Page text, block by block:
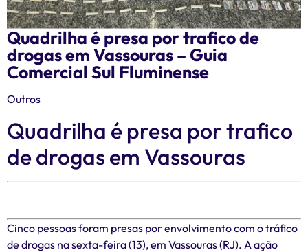
Quadrilha é presa por trafico de
drogas em Vassouras – Guia
Comercial Sul Fluminense
Outros
Quadrilha é presa por trafico
de drogas em Vassouras
Cinco pessoas foram presas por envolvimento com o tráfico
de drogas na sexta-feira (13), em Vassouras (RJ). A ação